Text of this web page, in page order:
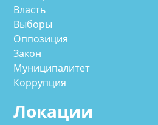
Власть
Выборы
Оппозиция
Закон
Муниципалитет
Коррупция
Локации